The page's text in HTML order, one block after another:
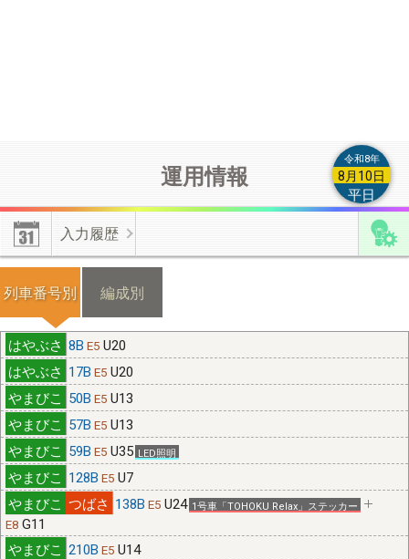
によるもの等の類は付加情報とは認められませんので登録しない
【編成付加情報】
有効･無効化時の不具合修正しました。上書き
更新した情報を無効化した場合は、無効化操作前の情報が有効と
なります。
具合フォームよりご連絡ください。
≪位置情報の有効化≫
要です。
【端末の設定】(android)｢設定(歯車)｣⇒｢現在地情報｣⇒｢プライ
バシー｣/(iphone)｢設定(歯車)｣⇒｢プライバシー｣⇒｢現在地情報｣
で位置情報を｢ON｣
運用情報
令和8年
8月10日
平日
入力履歴
列車番号別 編成別
8B E5 U20
17B E5 U20
50B E5 U13
57B E5 U13
59B E5 U35 LED照明
128B E5 U7
138B E5 U24 1号車「TOHOKU Relax」ステッカー
E8 G11
210B E5 U14